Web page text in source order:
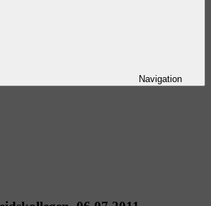
Navigation